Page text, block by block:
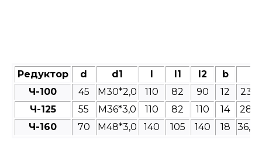
Редуктор d d1 l l1 l2 b
Ч-100
45 M30*2,0 110 82 90 12
Ч-125
55 М36*3,0 110 82 110 14
Ч-160
70 М48*3,0 140 105 140 18